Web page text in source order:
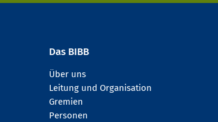
Das BIBB
Über uns
Leitung und Organisation
Gremien
Personen